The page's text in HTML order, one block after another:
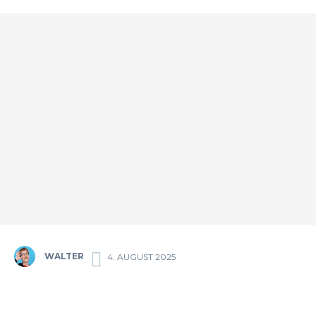
WALTER 4. AUGUST 2025